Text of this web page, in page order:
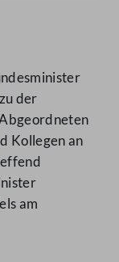
der
Kollegen an
am